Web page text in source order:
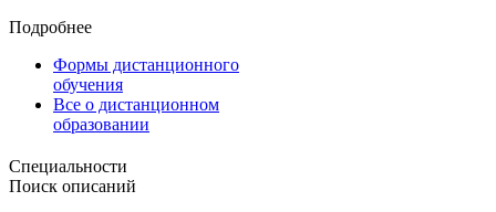
Подробнее
Формы дистанционного
обучения
Все о дистанционном
образовании
Специальности
Поиск описаний